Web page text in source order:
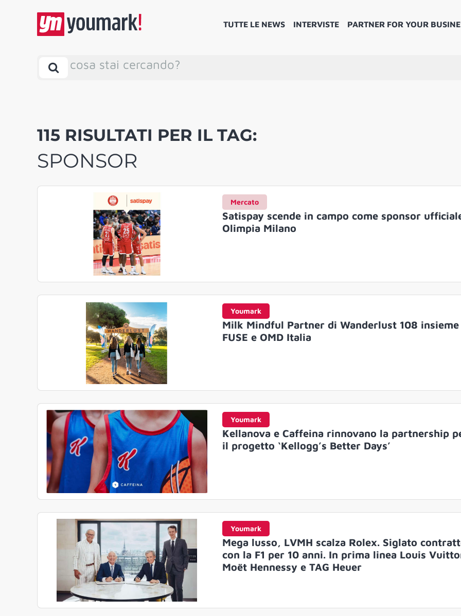
TUTTE LE NEWS INTERVISTE PARTNER FOR YOUR
cosa stai cercando?
115 RISULTATI PER IL TAG:
SPONSOR
Mercato
Satispay scende in campo come sponsor
Olimpia Milano
Youmark
Milk Mindful Partner di Wanderlust 108 insieme
FUSE e OMD Italia
Youmark
Kellanova e Caffeina rinnovano la partnership
il progetto ‘Kellogg’s Better Days’
Youmark
Mega lusso, LVMH scalza Rolex. Siglato
con la F1 per 10 anni. In prima linea Louis
Moët Hennessy e TAG Heuer